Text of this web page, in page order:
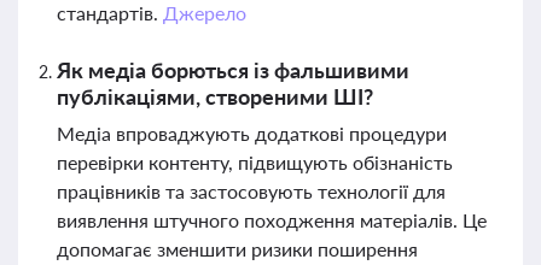
стандартів. Джерело
Як медіа борються із фальшивими
публікаціями, створеними ШІ?
Медіа впроваджують додаткові процедури
перевірки контенту, підвищують обізнаність
працівників та застосовують технології для
виявлення штучного походження матеріалів. Це
допомагає зменшити ризики поширення